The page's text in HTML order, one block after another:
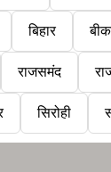
बिहार
राजसमंद
सिरोही